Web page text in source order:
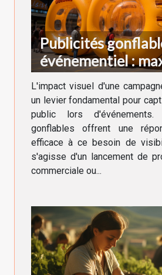
Publicités
événementiel :
visibilité
L'impact visuel d'une
un levier fondamental pour
public lors
gonflables offrent une
efficace à ce besoin de
s'agisse d'un lancement de
commerciale ou...